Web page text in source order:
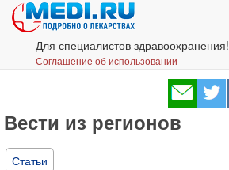
Для специалистов здравоохранения!
Соглашение об использовании
Вести из регионов
Статьи